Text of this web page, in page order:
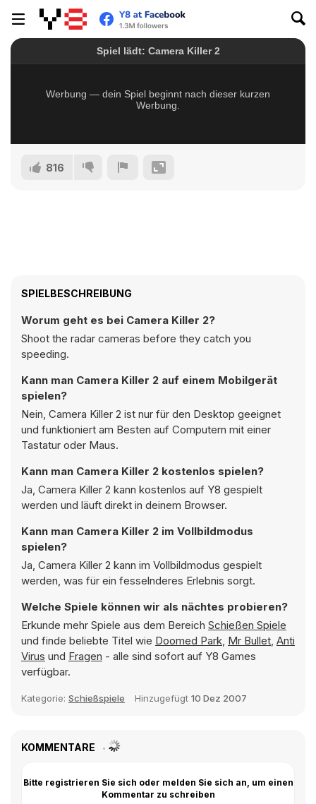
816
SPIELBESCHREIBUNG
Worum geht es bei Camera Killer 2?
Shoot the radar cameras before they catch you
speeding.
Kann man Camera Killer 2 auf einem Mobilgerät
spielen?
Nein, Camera Killer 2 ist nur für den Desktop geeignet
und funktioniert am Besten auf Computern mit einer
Tastatur oder Maus.
Kann man Camera Killer 2 kostenlos spielen?
Ja, Camera Killer 2 kann kostenlos auf Y8 gespielt
werden und läuft direkt in deinem Browser.
Kann man Camera Killer 2 im Vollbildmodus
spielen?
Ja, Camera Killer 2 kann im Vollbildmodus gespielt
werden, was für ein fesselnderes Erlebnis sorgt.
Welche Spiele können wir als nächtes probieren?
Erkunde mehr Spiele aus dem Bereich Schießen Spiele
und finde beliebte Titel wie Doomed Park, Mr Bullet, Anti
Virus und Fragen - alle sind sofort auf Y8 Games
verfügbar.
Kategorie: Schießspiele Hinzugefügt 10 Dez 2007
KOMMENTARE
Bitte registrieren Sie sich oder melden Sie sich an, um einen
Kommentar zu schreiben